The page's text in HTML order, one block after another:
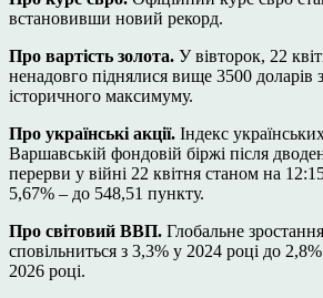
встановивши новий рекорд.
Про вартість золота. У вівторок, 22
ненадовго піднялися вище 3500 доларів
історичного максимуму.
Про українські акції. Індекс
Варшавській фондовій біржі після
перерви у війні 22 квітня станом на
5,67% – до 548,51 пункту.
Про світовий ВВП. Глобальне
сповільниться з 3,3% у 2024 році до
2026 році.